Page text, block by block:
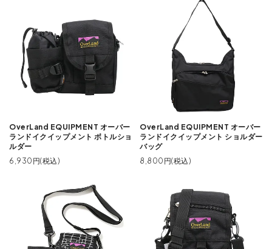
OverLand EQUIPMENT オーバー
ランドイクイップメント ボトルショ
ルダー
6,930円(税込)
OverLand EQUIPMENT オーバー
ランドイクイップメント ショルダー
バッグ
8,800円(税込)